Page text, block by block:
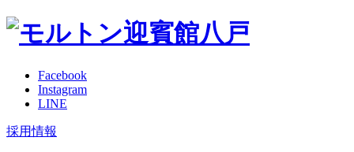
Facebook
Instagram
LINE
採用情報